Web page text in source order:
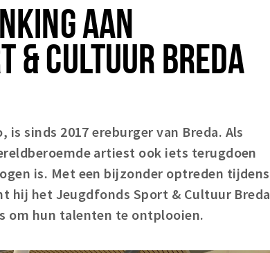
AAN
& CULTUUR BREDA
sinds 2017 ereburger van Breda. Als
artiest ook iets terugdoen
is. Met een bijzonder optreden tijdens
hij het Jeugdfonds Sport & Cultuur Breda
om hun talenten te ontplooien.